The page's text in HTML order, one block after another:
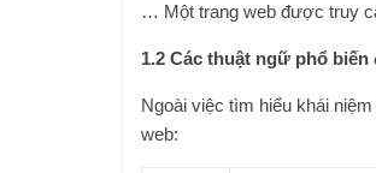
… Một trang web được truy
1.2 Các thuật ngữ phổ
Ngoài việc tìm hiểu khái niệm
web: